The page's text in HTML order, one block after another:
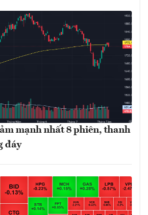
mạnh nhất 8 phiên, thanh
đáy